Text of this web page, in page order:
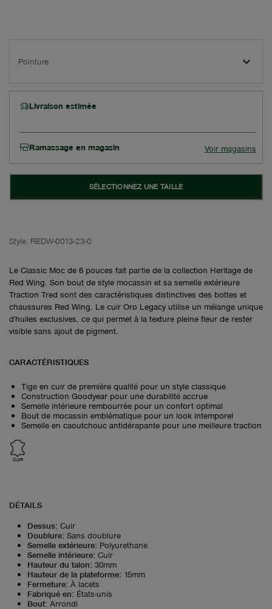
Pointure
Livraison estimée
Ramassage en magasin Voir magasins
SÉLECTIONNEZ UNE TAILLE
Style: REDW-0013-23-0
Le Classic Moc de 6 pouces fait partie de la collection Heritage de
Red Wing. Son bout de style mocassin et sa semelle extérieure
Traction Tred sont des caractéristiques distinctives des bottes et
chaussures Red Wing. Le cuir Oro Legacy utilise un mélange unique
d'huiles exclusives, ce qui permet à la texture pleine fleur de rester
visible sans ajout de pigment.
CARACTÉRISTIQUES
Tige en cuir de première qualité pour un style classique
Construction Goodyear pour une durabilité accrue
Semelle intérieure rembourrée pour un confort optimal
Bout de mocassin emblématique pour un look intemporel
Semelle en caoutchouc antidérapante pour une meilleure traction
CUIR
DÉTAILS
Dessus: Cuir
Doublure: Sans doublure
Semelle extérieure: Polyurethane
Semelle intérieure: Cuir
Hauteur du talon: 30mm
Hauteur de la plateforme: 15mm
Fermeture: À lacets
Fabriqué en: États-unis
Bout: Arrondi